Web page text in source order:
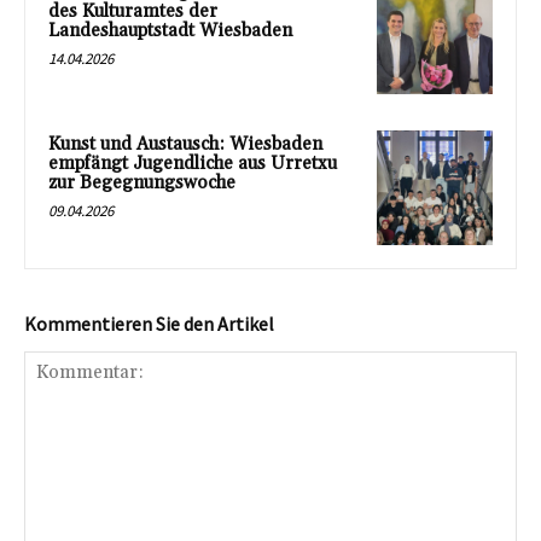
des Kulturamtes der
Landeshauptstadt Wiesbaden
14.04.2026
Kunst und Austausch: Wiesbaden
empfängt Jugendliche aus Urretxu
zur Begegnungswoche
09.04.2026
Kommentieren Sie den Artikel